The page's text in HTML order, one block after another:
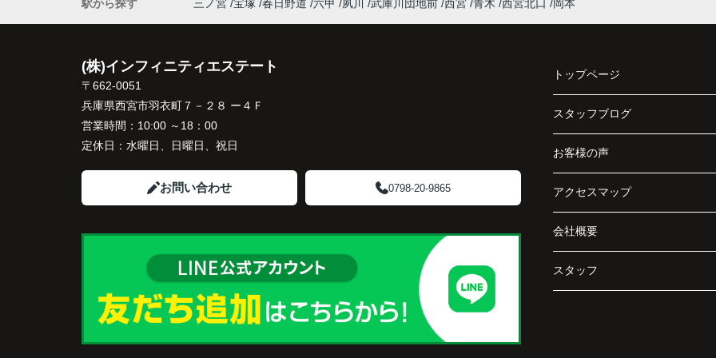
住み替え先とのスケジュールや資金計画まで丁
寧にサポートしてくださいました。
販売活動では、西宮北口駅へのアクセス、阪急
将来も安心して暮らせる住環境を詳しく紹介し
ていただきました。
購入されたご家族は、
「子育てにも便利で、とても住みやすそうです
ね。」
住み替え後は掃除の時間も短くなり、夫婦で外
「立地も良く、長期保有したい物件です。」
ことになりました。
長年守ってきた資産を安心して引き継ぐことが
でき、家族全員が納得できる売却となりまし
た。
駅から探す
三ノ宮 宝塚 春日野道 六甲 夙川 武庫川団地前 西宮 青木 西宮北口 岡本
(株)インフィニティエステート
〒662-0051
兵庫県西宮市羽衣町７－２８ ー４Ｆ
営業時間： 10:00 ～18：00
定休日： 水曜日、日曜日、祝日
お問い合わせ 0798-20-9865
トップページ
スタッフブログ
お客様の声
アクセスマップ
会社概要
スタッフ